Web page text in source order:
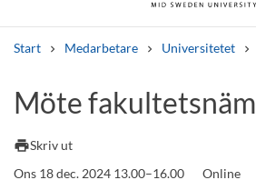
Start Medarbetare Universitetet
Andra söktjänster
Kurser och program
Möte
printSkriv ut
Ons 18 dec. 2024 13.00–16.00
Online